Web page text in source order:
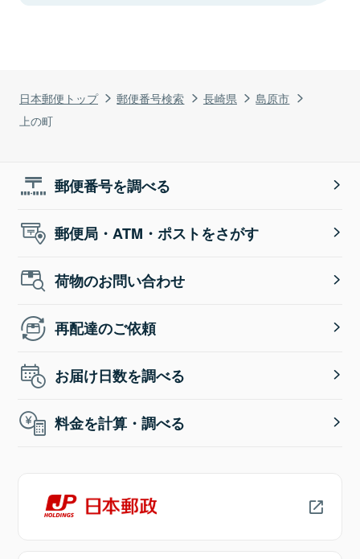
日本郵便トップ 郵便番号検索 長崎県
島原市
上の町
郵便番号を調べる
郵便局・ATM・ポストをさがす
荷物のお問い合わせ
再配達のご依頼
お届け日数を調べる
料金を計算・調べる